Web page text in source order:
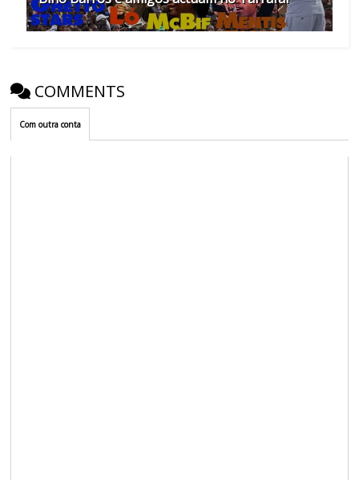
COMMENTS
Com outra conta